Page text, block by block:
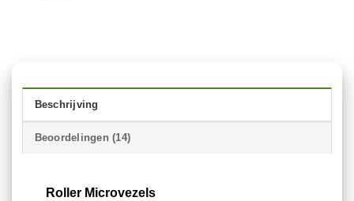
Beschrijving
Beoordelingen (14)
Roller Microvezels